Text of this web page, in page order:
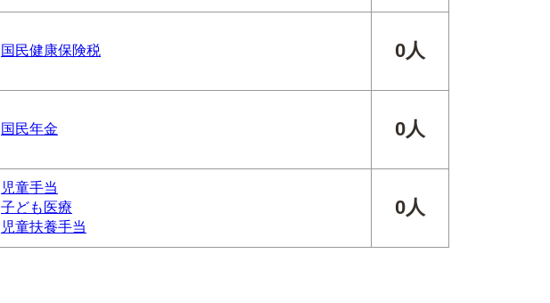
国民健康保険税 0人
国民年金 0人
児童手当
子ども医療
児童扶養手当
0人